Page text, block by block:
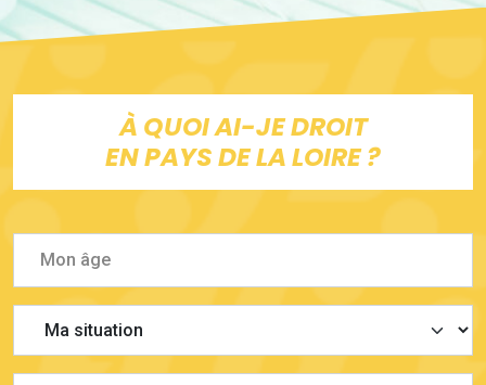
À QUOI AI-JE DROIT
EN PAYS DE LA LOIRE ?